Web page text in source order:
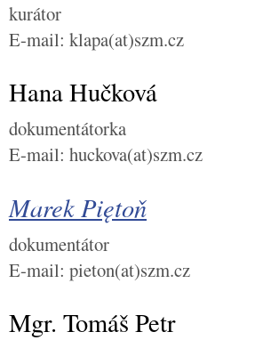
kurátor
E-mail: klapa(at)szm.cz
Hana Hučková
dokumentátorka
E-mail: huckova(at)szm.cz
Marek Piętoň
dokumentátor
E-mail: pieton(at)szm.cz
Mgr. Tomáš Petr